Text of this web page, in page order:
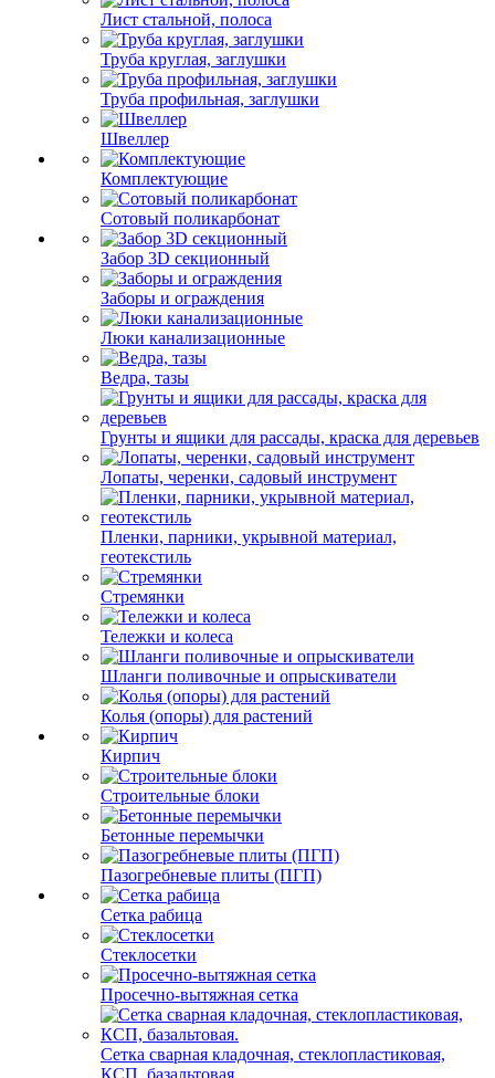
Лист стальной, полоса
Труба круглая, заглушки
Труба профильная, заглушки
Швеллер
Комплектующие
Сотовый поликарбонат
Забор 3D секционный
Заборы и ограждения
Люки канализационные
Ведра, тазы
Грунты и ящики для рассады, краска для деревьев
Лопаты, черенки, садовый инструмент
Пленки, парники, укрывной материал,
геотекстиль
Стремянки
Тележки и колеса
Шланги поливочные и опрыскиватели
Колья (опоры) для растений
Кирпич
Строительные блоки
Бетонные перемычки
Пазогребневые плиты (ПГП)
Сетка рабица
Стеклосетки
Просечно-вытяжная сетка
Сетка сварная кладочная, стеклопластиковая,
КСП, базальтовая.